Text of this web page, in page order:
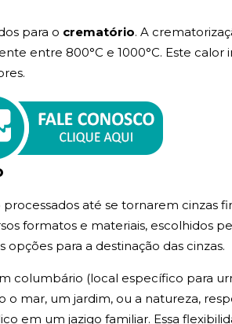
para o crematório. A
entre 800°C e 1000°C. Este
até se tornarem cinzas
formatos e materiais, escolhidos
para a destinação das cinzas.
columbário (local específico para
mar, um jardim, ou a natureza,
em um jazigo familiar. Essa